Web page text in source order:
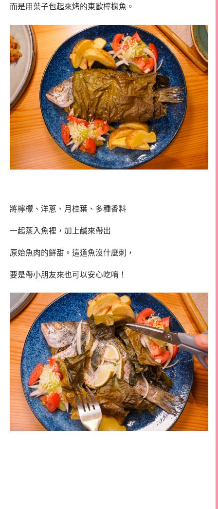
而是用葉子包起來烤的東歐檸檬魚。
將檸檬、洋蔥、月桂葉、多種香料
一起蒸入魚裡，加上鹹來帶出
原始魚肉的鮮甜。這道魚沒什麼刺，
要是帶小朋友來也可以安心吃唷！